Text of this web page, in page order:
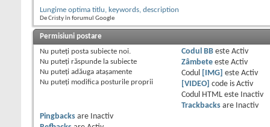
Lungime optima titlu, keywords, description
De Cristy în forumul Google
Permisiuni postare
Nu puteţi posta subiecte noi.
Nu puteţi răspunde la subiecte
Nu puteţi adăuga ataşamente
Nu puteţi modifica posturile proprii
Codul BBeste Activ
Zâmbeteeste Activ
Codul
[IMG] este Activ
[VIDEO]
code is Activ
Codul HTML este
Inactiv
Trackbacksare
Inactiv
Pingbacks are
Inactiv